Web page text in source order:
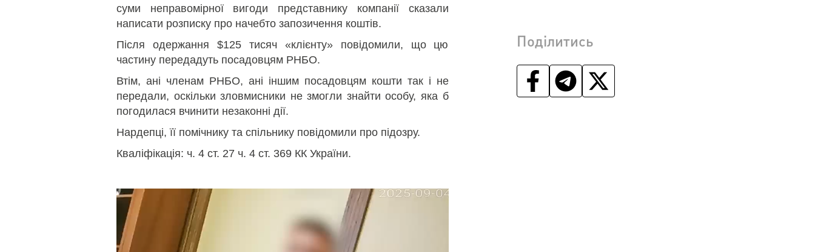
Поділитись
суми неправомірної вигоди представнику компанії сказали
написати розписку про начебто запозичення коштів.
Після одержання $125 тисяч «клієнту» повідомили, що цю
частину передадуть посадовцям РНБО.
Втім, ані членам РНБО, ані іншим посадовцям кошти так і не
передали, оскільки зловмисники не змогли знайти особу, яка б
погодилася вчинити незаконні дії.
Нардепці, її помічнику та спільнику повідомили про підозру.
Кваліфікація: ч. 4 ст. 27 ч. 4 ст. 369 КК України.